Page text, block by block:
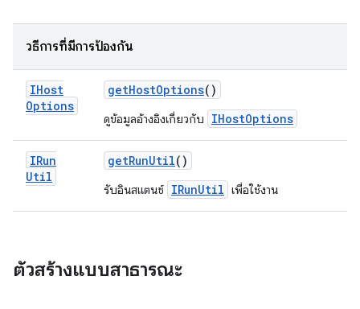
วิธีการที่มีการป้องกัน
IHost
Options
getHostOptions()
ดูข้อมูลอ้างอิงเกี่ยวกับ IHostOptions
IRun
Util
getRunUtil()
รับอินสแตนซ์ IRunUtil เพื่อใช้งาน
ตัวสร้างแบบสาธารณะ